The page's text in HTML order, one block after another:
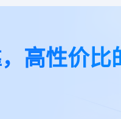
高性价比